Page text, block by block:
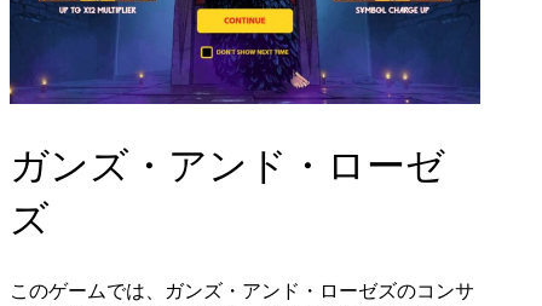
ガンズ・アンド・ローゼ
ズ
このゲームでは、ガンズ・アンド・ローゼズのコンサ